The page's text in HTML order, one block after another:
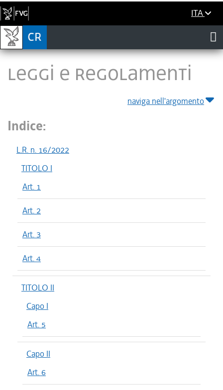
ITA
LEGGI E REGOLAMENTI
naviga nell'argomento
Indice:
L.R. n. 16/2022
TITOLO I
Art. 1
Art. 2
Art. 3
Art. 4
TITOLO II
Capo I
Art. 5
Capo II
Art. 6